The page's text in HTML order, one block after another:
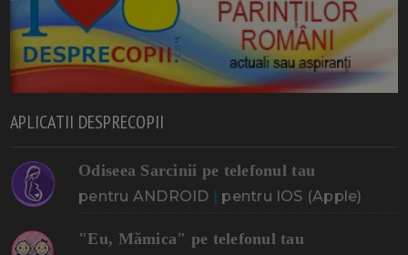
APLICATII DESPRECOPII
Odiseea Sarcinii pe telefonul tau
pentru ANDROID | pentru IOS (Apple)
"Eu, Mămica" pe telefonul tau